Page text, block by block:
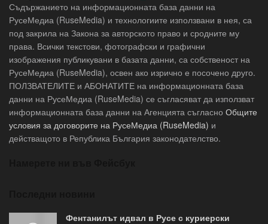
Съдържанието на информационната база данни на
РусеМедиа (RuseMedia) и технологиите използвани в нея, са
под закрила на Закона за авторското право и сродните му
права. Всички текстови, фотографски и графични
изображения публикувани в базата данни, са собственост на
РусеМедиа (RuseMedia), освен ако изрично е посочено друго.
ПОЛЗВАТЕЛИТЕ и АБОНАТИТЕ на информационната база
данни на РусеМедиа (RuseMedia) се съгласяват да използват
информационната база данни на Агенцията съгласно Общите
условия за договорите на РусеМедиа (RuseMedia) и
действащото в Република България законодателство.
Фентанилът идвал в Русе с куриерски